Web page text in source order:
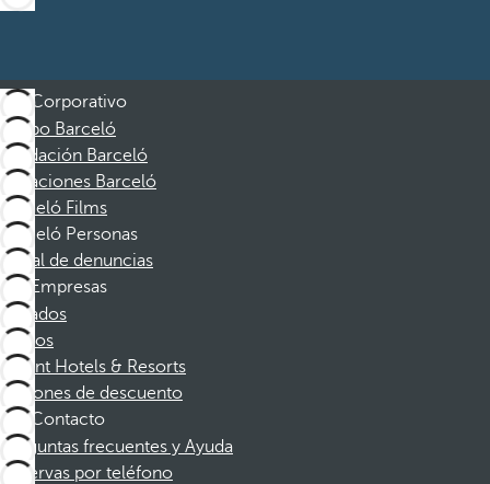
Corporativo
Grupo Barceló
Fundación Barceló
Vacaciones Barceló
Barceló Films
Barceló Personas
Canal de denuncias
Empresas
Afiliados
Socios
Dorint Hotels & Resorts
Cupones de descuento
Contacto
Preguntas frecuentes y Ayuda
Reservas por teléfono